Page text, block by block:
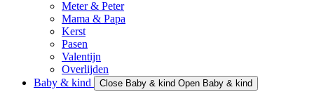
Meter & Peter
Mama & Papa
Kerst
Pasen
Valentijn
Overlijden
Baby & kind
Close Baby & kind Open Baby & kind